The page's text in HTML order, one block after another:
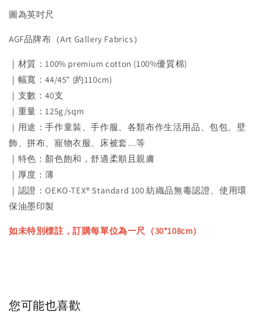
圖為英吋尺
AGF品牌布（Art Gallery Fabrics）
｜材質：100% premium cotton (100%優質棉)
｜幅寬：44/45" (約110cm)
｜支數：40支
｜重量：125g/sqm
｜用途：手作童裝、手作服、各類布作生活用品、包包、壁
飾、拼布、寵物衣服、床被套…等
｜特色：顏色飽和，舒適柔順且親膚
｜厚度：薄
｜認證：OEKO-TEX® Standard 100 紡織品無毒認證、使用環
保油墨印製
如未特別標註，訂購每單位為一尺（30*108cm）
您可能也喜歡